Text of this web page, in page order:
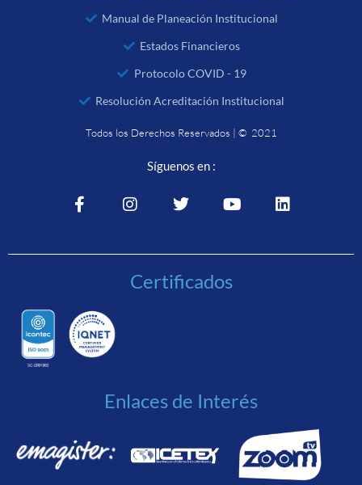
Manual de Planeación Institucional
Estados Financieros
Protocolo COVID - 19
Resolución Acreditación Institucional
Todos los Derechos Reservados | © 2021
Síguenos en :
Certificados
Enlaces de Interés